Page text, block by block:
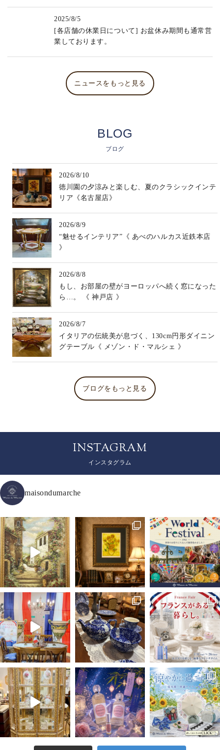
2025/8/5
[各店舗の休業日について] お盆休み期間も通常営
業しております。
ニュースをもっと見る
BLOG
ブログ
2026/8/10
徳川園の夕涼みと楽しむ、夏のクラシックインテ
リア《名古屋店》
2026/8/9
“魅せるインテリア”《 あべのハルカス近鉄本店
》
2026/8/8
もし、お部屋の壁がヨーロッパへ続く窓になった
ら…。 《 神戸店 》
2026/8/7
イタリアの伝統美が息づく、130cm円形ダイニン
グテーブル《 メゾン・ド・マルシェ 》
ブログをもっと見る
INSTAGRAM
インスタグラム
maisondumarche